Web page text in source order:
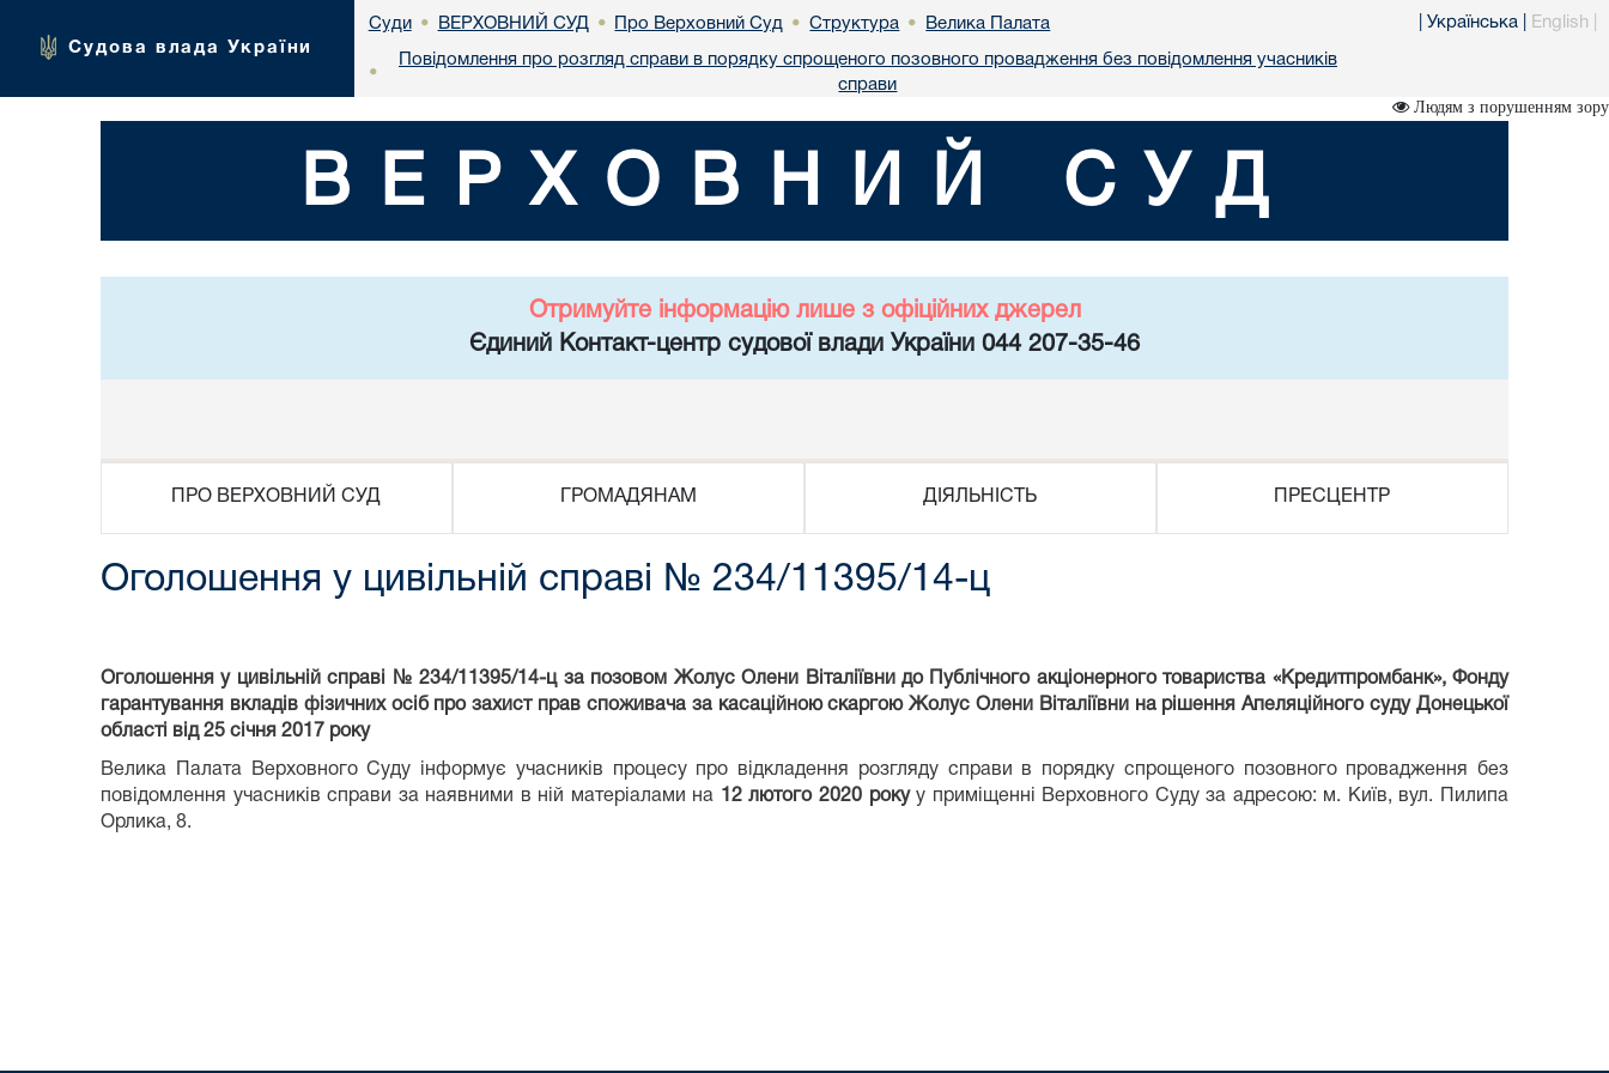
Судова влада України
Суди • ВЕРХОВНИЙ СУД • Про Верховний Суд • Структура • Велика Палата
•
Повідомлення про розгляд справи в порядку спрощеного позовного провадження без повідомлення учасників
справи
Українська English
Людям з порушенням зору
ВЕРХОВНИЙ СУД
Отримуйте інформацію лише з офіційних джерел
Єдиний Контакт-центр судової влади України 044 207-35-46
ПРО ВЕРХОВНИЙ СУД ГРОМАДЯНАМ ДІЯЛЬНІСТЬ ПРЕСЦЕНТР
Оголошення у цивільній справі № 234/11395/14-ц
Оголошення у цивільній справі № 234/11395/14-ц за позовом Жолус Олени Віталіївни до Публічного акціонерного товариства «Кредитпромбанк», Фонду
гарантування вкладів фізичних осіб про захист прав споживача за касаційною скаргою Жолус Олени Віталіївни на рішення Апеляційного суду Донецької
області від 25 січня 2017 року
Велика Палата Верховного Суду інформує учасників процесу про відкладення розгляду справи в порядку спрощеного позовного провадження без
повідомлення учасників справи за наявними в ній матеріалами на 12 лютого 2020 рокуу приміщенні Верховного Суду за адресою: м. Київ, вул. Пилипа
Орлика, 8.